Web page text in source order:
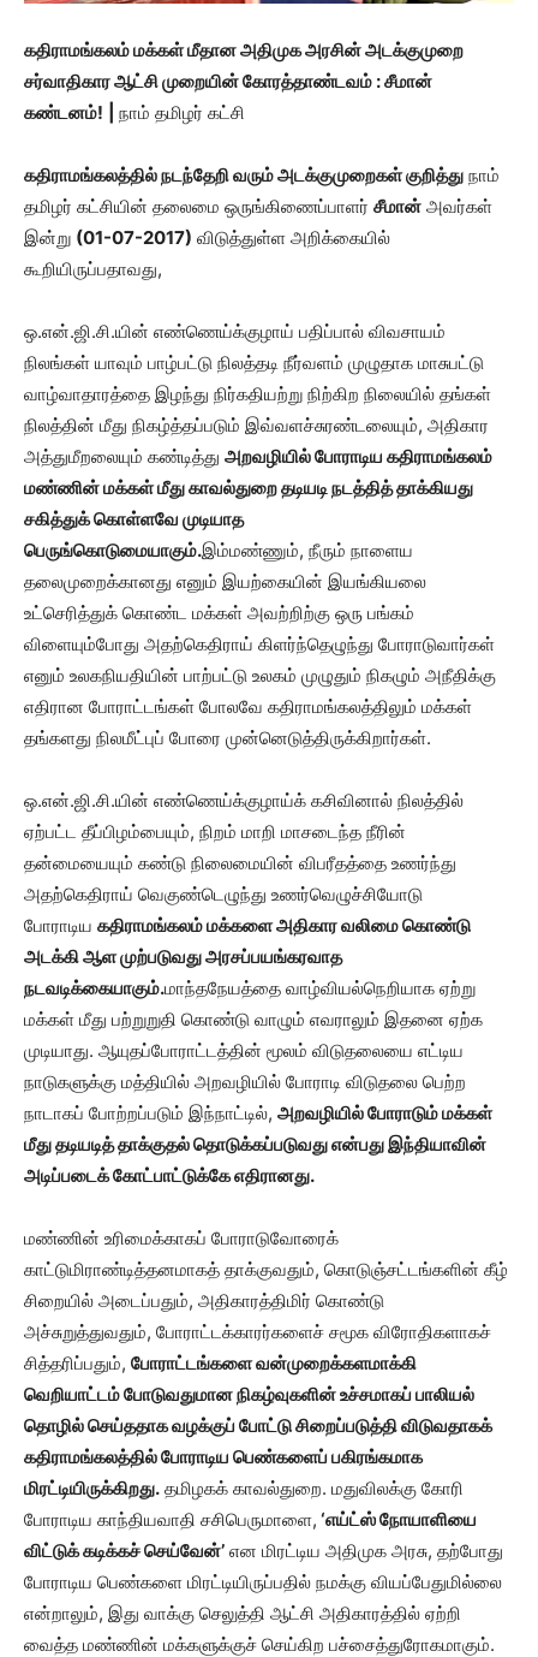
கதிராமங்கலம் மக்கள் மீதான அதிமுக அரசின் அடக்குமுறை
சர்வாதிகார ஆட்சி முறையின் கோரத்தாண்டவம் : சீமான்
கண்டனம்!
நாம் தமிழர் கட்சி
கதிராமங்கலத்தில் நடந்தேறி வரும் அடக்குமுறைகள் குறித்து நாம்
தமிழர் கட்சியின் தலைமை ஒருங்கிணைப்பாளர் சீமான் அவர்கள்
இன்று (01-07-2017) விடுத்துள்ள அறிக்கையில்
கூறியிருப்பதாவது,
ஒ.என்.ஜி.சி.யின் எண்ணெய்க்குழாய் பதிப்பால் விவசாயம்
நிலங்கள் யாவும் பாழ்பட்டு நிலத்தடி நீர்வளம் முழுதாக மாசுபட்டு
வாழ்வாதாரத்தை இழந்து நிர்கதியற்று நிற்கிற நிலையில் தங்கள்
நிலத்தின் மீது நிகழ்த்தப்படும் இவ்வளச்சுரண்டலையும், அதிகார
அத்துமீறலையும் கண்டித்து அறவழியில் போராடிய கதிராமங்கலம்
மண்ணின் மக்கள் மீது காவல்துறை தடியடி நடத்தித் தாக்கியது
சகித்துக் கொள்ளவே முடியாத
பெருங்கொடுமையாகும்.இம்மண்ணும், நீரும் நாளைய
தலைமுறைக்கானது எனும் இயற்கையின் இயங்கியலை
உட்செரித்துக் கொண்ட மக்கள் அவற்றிற்கு ஒரு பங்கம்
விளையும்போது அதற்கெதிராய் கிளர்ந்தெழுந்து போராடுவார்கள்
எனும் உலகநியதியின் பாற்பட்டு உலகம் முழுதும் நிகழும் அநீதிக்கு
எதிரான போராட்டங்கள் போலவே கதிராமங்கலத்திலும் மக்கள்
தங்களது நிலமீட்புப் போரை முன்னெடுத்திருக்கிறார்கள்.
ஒ.என்.ஜி.சி.யின் எண்ணெய்க்குழாய்க் கசிவினால் நிலத்தில்
ஏற்பட்ட தீப்பிழம்பையும், நிறம் மாறி மாசடைந்த நீரின்
தன்மையையும் கண்டு நிலைமையின் விபரீதத்தை உணர்ந்து
அதற்கெதிராய் வெகுண்டெழுந்து உணர்வெழுச்சியோடு
போராடிய கதிராமங்கலம் மக்களை அதிகார வலிமை கொண்டு
அடக்கி ஆள முற்படுவது அரசப்பயங்கரவாத
நடவடிக்கையாகும்.மாந்தநேயத்தை வாழ்வியல்நெறியாக ஏற்று
மக்கள் மீது பற்றுறுதி கொண்டு வாழும் எவராலும் இதனை ஏற்க
முடியாது. ஆயுதப்போராட்டத்தின் மூலம் விடுதலையை எட்டிய
நாடுகளுக்கு மத்தியில் அறவழியில் போராடி விடுதலை பெற்ற
நாடாகப் போற்றப்படும் இந்நாட்டில், அறவழியில் போராடும் மக்கள்
மீது தடியடித் தாக்குதல் தொடுக்கப்படுவது என்பது இந்தியாவின்
அடிப்படைக் கோட்பாட்டுக்கே எதிரானது.
மண்ணின் உரிமைக்காகப் போராடுவோரைக்
காட்டுமிராண்டித்தனமாகத் தாக்குவதும், கொடுஞ்சட்டங்களின் கீழ்
சிறையில் அடைப்பதும், அதிகாரத்திமிர் கொண்டு
அச்சுறுத்துவதும், போராட்டக்காரர்களைச் சமூக விரோதிகளாகச்
சித்தரிப்பதும், போராட்டங்களை வன்முறைக்களமாக்கி
வெறியாட்டம் போடுவதுமான நிகழ்வுகளின் உச்சமாகப் பாலியல்
தொழில் செய்ததாக வழக்குப் போட்டு சிறைப்படுத்தி விடுவதாகக்
கதிராமங்கலத்தில் போராடிய பெண்களைப் பகிரங்கமாக
மிரட்டியிருக்கிறது. தமிழகக் காவல்துறை. மதுவிலக்கு கோரி
போராடிய காந்தியவாதி சசிபெருமாளை, ‘எய்ட்ஸ் நோயாளியை
விட்டுக் கடிக்கச் செய்வேன்’ என மிரட்டிய அதிமுக அரசு, தற்போது
போராடிய பெண்களை மிரட்டியிருப்பதில் நமக்கு வியப்பேதுமில்லை
என்றாலும், இது வாக்கு செலுத்தி ஆட்சி அதிகாரத்தில் ஏற்றி
வைத்த மண்ணின் மக்களுக்குச் செய்கிற பச்சைத்துரோகமாகும்.